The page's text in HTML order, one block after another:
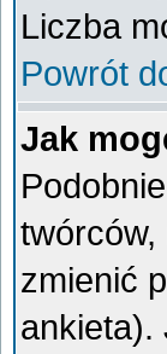
Liczba
Powrót
Jak
twórców,
zmienić
ankieta).